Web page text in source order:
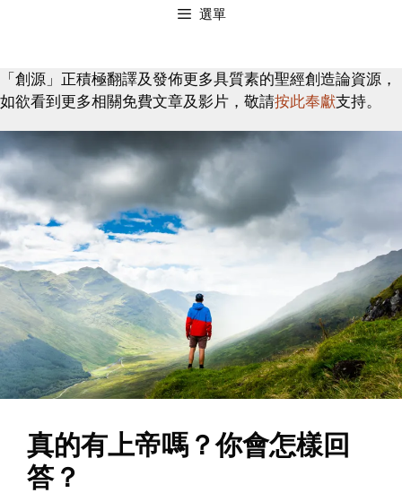
選單
「創源」正積極翻譯及發佈更多具質素的聖經創造論資源，
如欲看到更多相關免費文章及影片，敬請按此奉獻支持。
真的有上帝嗎？你會怎樣回
答？